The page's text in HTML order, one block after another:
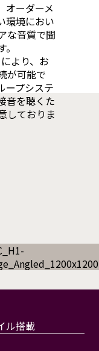
オーダーメ
環境におい
な音質で聞
より、お
が可能で
ープシステ
音を聴くた
しておりま
ル搭載